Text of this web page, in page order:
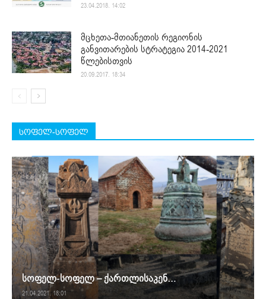
23.04.2018. 14:02
მცხეთა-მთიანეთის რეგიონის
განვითარების სტრატეგია 2014-2021
წლებისთვის
20.09.2017. 18:34
სოფელ-სოფელ
სოფელ-სოფელ – ქართლისაკენ…
21.04.2021. 18:01